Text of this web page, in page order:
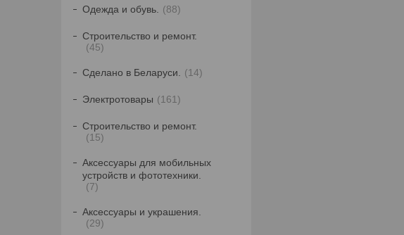
Одежда и обувь. 88
Строительство и ремонт.
45
Сделано в Беларуси. 14
Электротовары 161
Строительство и ремонт.
15
Аксессуары для мобильных
устройств и фототехники.
7
Аксессуары и украшения.
29